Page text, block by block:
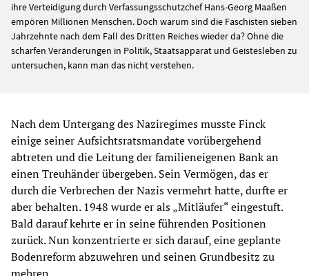
ihre Verteidigung durch Verfassungsschutzchef Hans-Georg Maaßen
empören Millionen Menschen. Doch warum sind die Faschisten sieben
Jahrzehnte nach dem Fall des Dritten Reiches wieder da? Ohne die
scharfen Veränderungen in Politik, Staatsapparat und Geistesleben zu
untersuchen, kann man das nicht verstehen.
Nach dem Untergang des Naziregimes musste Finck
einige seiner Aufsichtsratsmandate vorübergehend
abtreten und die Leitung der familieneigenen Bank an
einen Treuhänder übergeben. Sein Vermögen, das er
durch die Verbrechen der Nazis vermehrt hatte, durfte er
aber behalten. 1948 wurde er als „Mitläufer“ eingestuft.
Bald darauf kehrte er in seine führenden Positionen
zurück. Nun konzentrierte er sich darauf, eine geplante
Bodenreform abzuwehren und seinen Grundbesitz zu